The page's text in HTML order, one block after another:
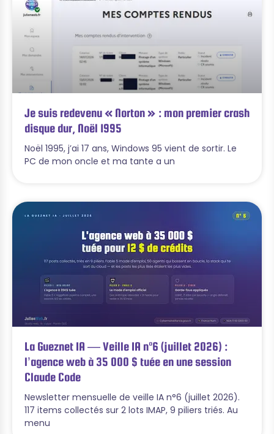
Je suis redevenu « Norton » : mon premier crash
disque dur, Noël 1995
Noël 1995, j’ai 17 ans, Windows 95 vient de sortir. Le
PC de mon oncle et ma tante a un
La Gueznet IA — Veille IA n°6 (juillet 2026) :
l’agence web à 35 000 $ tuée en une session
Claude Code
Newsletter mensuelle de veille IA n°6 (juillet 2026).
117 items collectés sur 2 lots IMAP, 9 piliers triés. Au
menu